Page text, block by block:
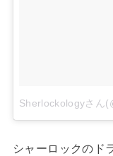
Sherlockologyさん
シャーロックのド